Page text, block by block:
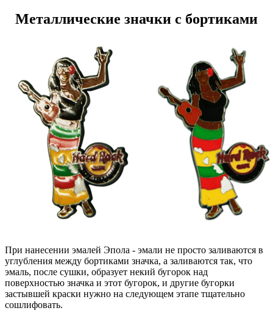
Металлические значки с бортиками
При нанесении эмалей Эпола - эмали не просто заливаются в
углубления между бортиками значка, а заливаются так, что
эмаль, после сушки, образует некий бугорок над
поверхностью значка и этот бугорок, и другие бугорки
застывшей краски нужно на следующем этапе тщательно
сошлифовать.